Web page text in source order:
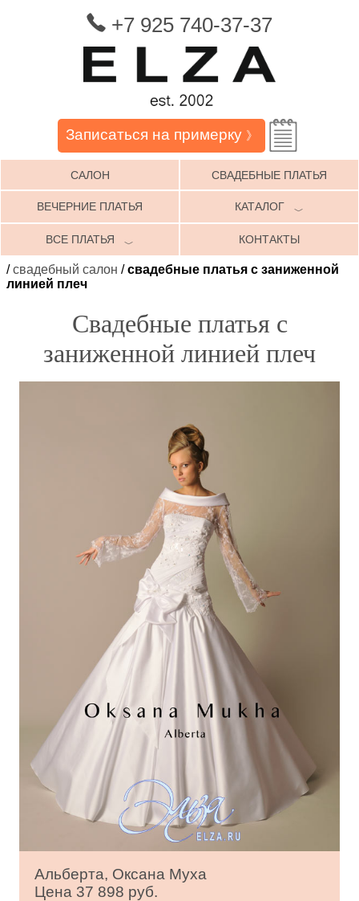
+7 925 740-37-37
Записаться на примерку 》
САЛОН СВАДЕБНЫЕ ПЛАТЬЯ
ВЕЧЕРНИЕ ПЛАТЬЯ КАТАЛОГ ﹀
ВСЕ ПЛАТЬЯ ﹀ КОНТАКТЫ
/свадебный салон /свадебные платья с заниженной
линией плеч
Свадебные платья с
заниженной линией плеч
Альберта, Оксана Муха
Цена 37 898 руб.